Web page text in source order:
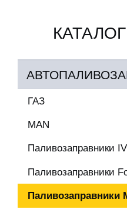
ГАЗ
MAN
Паливозаправники
Паливозаправники
Паливозаправники